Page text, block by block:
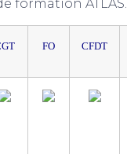
formation ATLAS.
FO CFDT